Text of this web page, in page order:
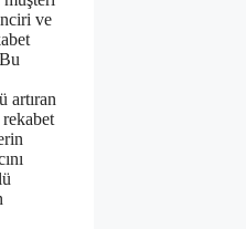
ve
artıran
rekabet